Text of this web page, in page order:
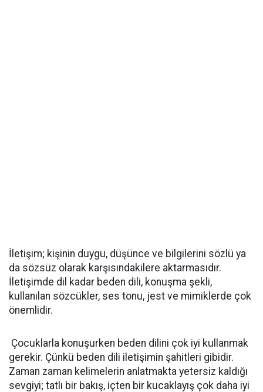
İletişim; kişinin duygu, düşünce ve bilgilerini sözlü ya
da sözsüz olarak karşısındakilere aktarmasıdır.
İletişimde dil kadar beden dili, konuşma şekli,
kullanılan sözcükler, ses tonu, jest ve mimiklerde çok
önemlidir.
Çocuklarla konuşurken beden dilini çok iyi kullanmak
gerekir. Çünkü beden dili iletişimin şahitleri gibidir.
Zaman zaman kelimelerin anlatmakta yetersiz kaldığı
sevgiyi; tatlı bir bakış, içten bir kucaklayış çok daha iyi